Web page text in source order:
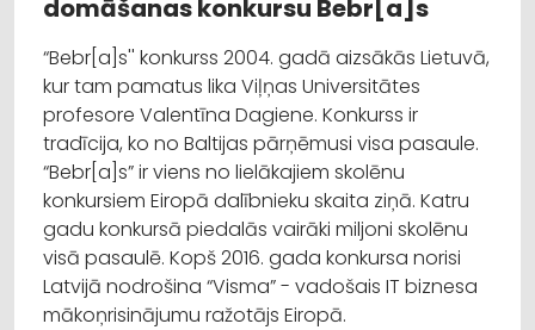
domāšanas konkursu Bebr[a]s
“Bebr[a]s'' konkurss 2004. gadā aizsākās Lietuvā,
kur tam pamatus lika Viļņas Universitātes
profesore Valentīna Dagiene. Konkurss ir
tradīcija, ko no Baltijas pārņēmusi visa pasaule.
“Bebr[a]s” ir viens no lielākajiem skolēnu
konkursiem Eiropā dalībnieku skaita ziņā. Katru
gadu konkursā piedalās vairāki miljoni skolēnu
visā pasaulē. Kopš 2016. gada konkursa norisi
Latvijā nodrošina “Visma” - vadošais IT biznesa
mākoņrisinājumu ražotājs Eiropā.